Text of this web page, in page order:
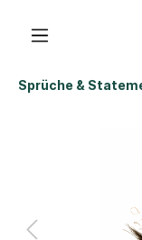
Sprüche &